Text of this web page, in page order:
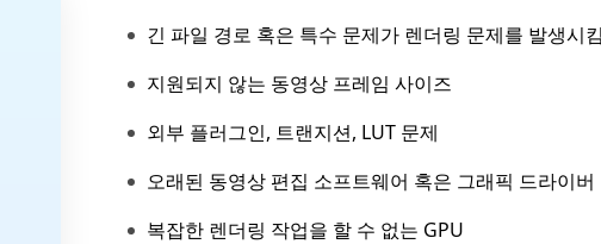
긴 파일 경로 혹은 특수 문제가 렌더링 문제를 발생시킴
지원되지 않는 동영상 프레임 사이즈
외부 플러그인, 트랜지션, LUT 문제
오래된 동영상 편집 소프트웨어 혹은 그래픽 드라이버
복잡한 렌더링 작업을 할 수 없는 GPU